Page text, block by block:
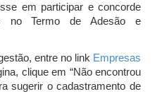
em participar e concorde
no Termo de Adesão e
entre no link Empresas
clique em “Não encontrou
sugerir o cadastramento de